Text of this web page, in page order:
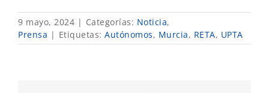
9 mayo, 2024 | Categorías: Noticia,
Prensa | Etiquetas: Autónomos, Murcia, RETA, UPTA